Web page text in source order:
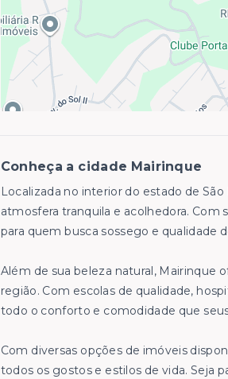
Conheça a cidade Mairinque
Localizada no interior do estado de
atmosfera tranquila e acolhedora. Com
para quem busca sossego e qualidade
Além de sua beleza natural, Mairinque
região. Com escolas de qualidade,
todo o conforto e comodidade que
Com diversas opções de imóveis
todos os gostos e estilos de vida. Seja